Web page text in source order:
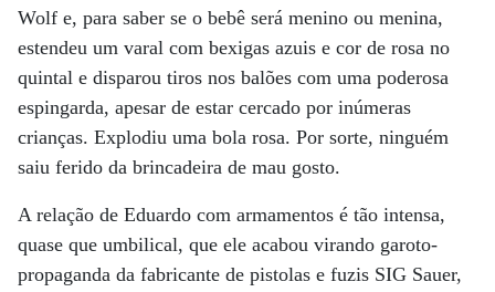
Wolf e, para saber se o bebê será menino ou menina,
estendeu um varal com bexigas azuis e cor de rosa no
quintal e disparou tiros nos balões com uma poderosa
espingarda, apesar de estar cercado por inúmeras
crianças. Explodiu uma bola rosa. Por sorte, ninguém
saiu ferido da brincadeira de mau gosto.
A relação de Eduardo com armamentos é tão intensa,
quase que umbilical, que ele acabou virando garoto-
propaganda da fabricante de pistolas e fuzis SIG Sauer,